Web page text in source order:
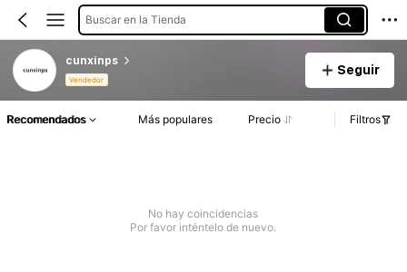
Buscar en la Tienda
cunxinps
Vendedor
Seguir
Recomendados Más populares Precio Filtros
No hay coincidencias
Por favor inténtelo de nuevo.